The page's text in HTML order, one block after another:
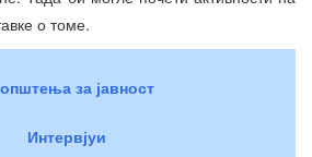
о томе.
за јавност
Интервјуи